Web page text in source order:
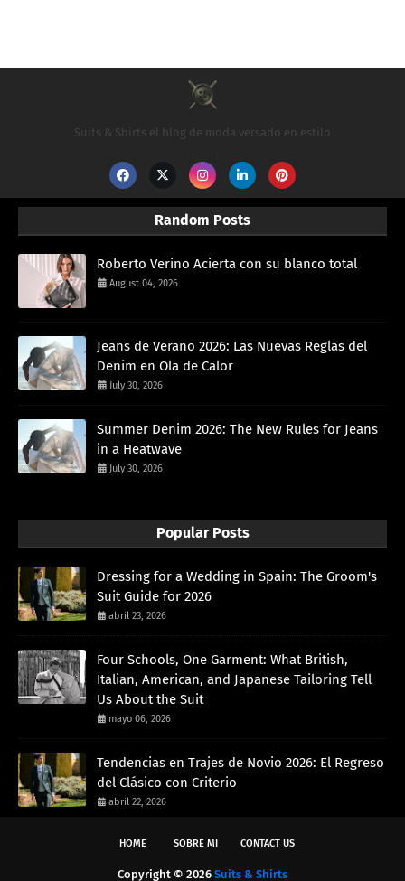
Suits & Shirts el blog de moda versado en estilo
Random Posts
Roberto Verino Acierta con su blanco total
August 04, 2026
Jeans de Verano 2026: Las Nuevas Reglas del
Denim en Ola de Calor
July 30, 2026
Summer Denim 2026: The New Rules for Jeans
in a Heatwave
July 30, 2026
Popular Posts
Dressing for a Wedding in Spain: The Groom's
Suit Guide for 2026
abril 23, 2026
Four Schools, One Garment: What British,
Italian, American, and Japanese Tailoring Tell
Us About the Suit
mayo 06, 2026
Tendencias en Trajes de Novio 2026: El Regreso
del Clásico con Criterio
abril 22, 2026
HOME SOBRE MI CONTACT US
Copyright © 2026 Suits & Shirts